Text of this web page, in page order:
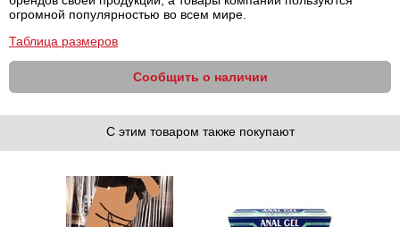
огромной популярностью во всем мире.
Таблица размеров
Сообщить о наличии
С этим товаром также покупают